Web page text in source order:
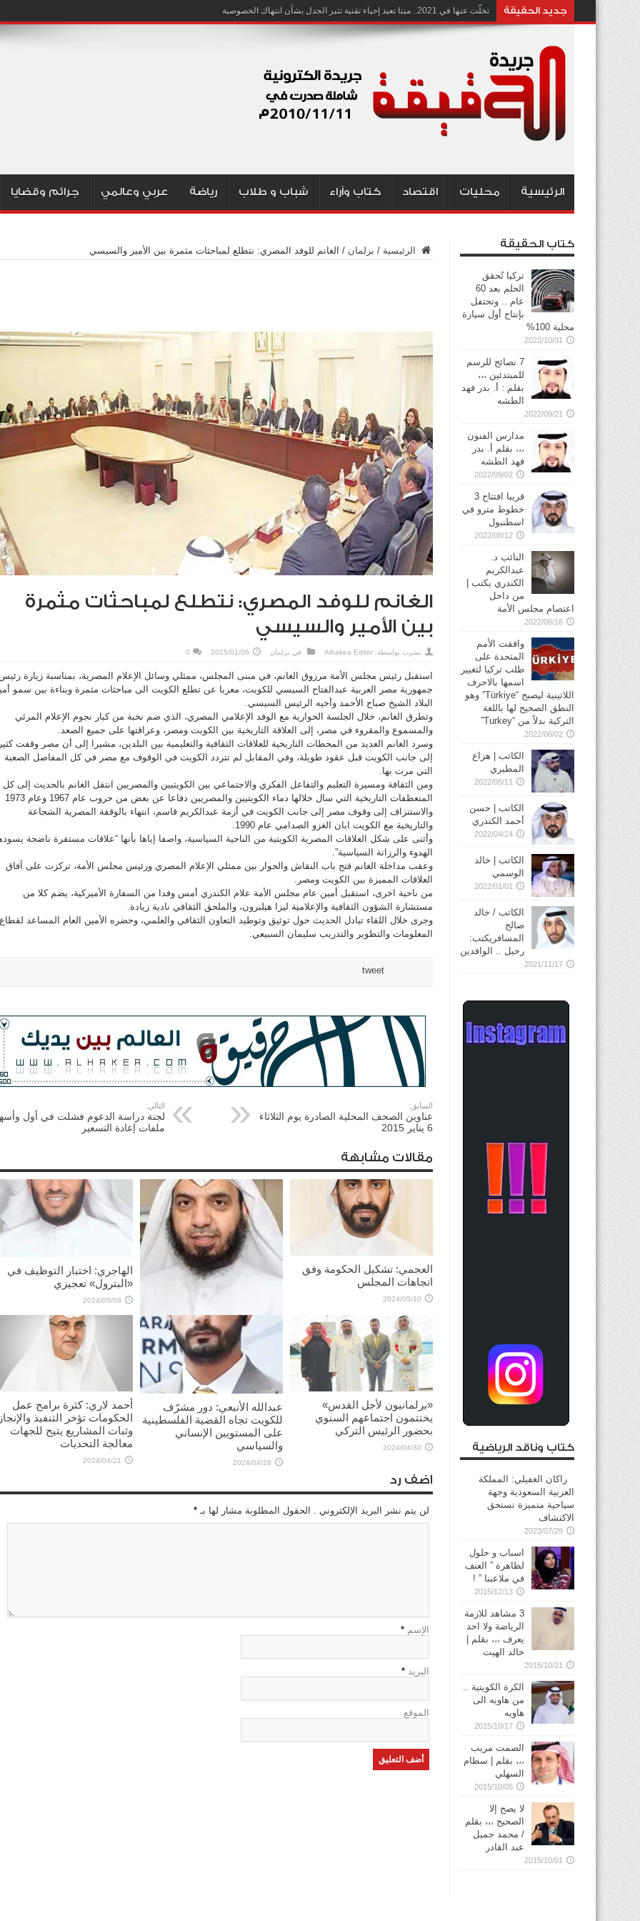
جديد الحقيقة تخلّت عنها في 2021.. ميتا تعيد إحياء تقنية تثير الجدل بشأن انتهاك الخصوصية
الرئيسية محليات اقتصاد كتاب وآراء شباب و طلاب رياضة عربي وعالمي جرائم وقضايا
الرئيسية / برلمان / الغانم للوفد المصري: نتطلع لمباحثات مثمرة بين الأمير والسيسي
الغانم للوفد المصري: نتطلع لمباحثات مثمرة
بين الأمير والسيسي
نشرت بواسطة: Alhakea Editor في برلمان 2015/01/06
0
استقبل رئيس مجلس الأمة مرزوق الغانم، في مبنى المجلس، ممثلي وسائل الإعلام المصرية، بمناسبة زيارة
جمهورية مصر العربية عبدالفتاح السيسي للكويت، معربا عن تطلع الكويت الى مباحثات مثمرة وبناءة بين سمو
البلاد الشيخ صباح الأحمد وأخيه الرئيس السيسي.
وتطرق الغانم، خلال الجلسة الحوارية مع الوفد الإعلامي المصري، الذي ضم نخبة من كبار نجوم الإعلام المرئي
والمسموع والمقروء في مصر، إلى العلاقة التاريخية بين الكويت ومصر، وعراقتها على جميع الصعد.
وسرد الغانم العديد من المحطات التاريخية للعلاقات الثقافية والتعليمية بين البلدين، مشيرا إلى أن مصر وقفت
إلى جانب الكويت قبل عقود طويلة، وفي المقابل لم تتردد الكويت في الوقوف مع مصر في كل المفاصل الصعبة
التي مرت بها.
ومن الثقافة ومسيرة التعليم والتفاعل الفكري والاجتماعي بين الكويتيين والمصريين انتقل الغانم بالحديث إلى كل
المنعطفات التاريخية التي سال خلالها دماء الكويتيين والمصريين دفاعا عن بعض من حروب عام 1967 وعام 1973
والاستنزاف إلى وقوف مصر إلى جانب الكويت في أزمة عبدالكريم قاسم، انتهاء بالوقفة المصرية الشجاعة
والتاريخية مع الكويت ابان الغزو الصدامي عام 1990.
وأثنى على شكل العلاقات المصرية الكويتية من الناحية السياسية، واصفا إياها بأنها “علاقات مستقرة ناضجة
الهدوء والرزانة السياسية”.
وعقب مداخلة الغانم فتح باب النقاش والحوار بين ممثلي الإعلام المصري ورئيس مجلس الأمة، تركزت على آفاق
العلاقات المميزة بين الكويت ومصر.
من ناحية اخرى، استقبل أمين عام مجلس الأمة علام الكندري أمس وفدا من السفارة الأميركية، يضم كلا من
مستشارة الشؤون الثقافية والإعلامية ليزا هيلبرون، والملحق الثقافي نادية زيادة.
وجرى خلال اللقاء تبادل الحديث حول توثيق وتوطيد التعاون الثقافي والعلمي، وحضره الأمين العام المساعد لقطاع
المعلومات والتطوير والتدريب سليمان السبيعي.
tweet
السابق:
عناوين الصحف المحلية الصادرة يوم الثلاثاء
6 يناير 2015
التالي:
لجنة دراسة الدعوم فشلت في أول
ملفات إعادة التسعير
مقالات مشابهة
العجمي: تشكيل الحكومة وفق
اتجاهات المجلس
2024/05/10
محمد الداهوم: هموم المواطنين
إصلاح الطرق و«الصحة»
2024/05/10
الهاجري: اختبار التوظيف في
«البترول» تعجيزي
2024/05/08
«برلمانيون لأجل القدس»
يختتمون اجتماعهم السنوي
بحضور الرئيس التركي
2024/04/30
عبدالله الأنبعي: دور مشرّف
للكويت تجاه القضية الفلسطينية
على المستويين الإنساني
والسياسي
2024/04/28
أحمد لاري: كثرة برامح عمل
الحكومات تؤخر التنفيذ
وثبات المشاريع يتيح للجهات
معالجة التحديات
2024/04/21
اضف رد
لن يتم نشر البريد الإلكتروني . الحقول المطلوبة مشار لها بـ *
الإسم *
البريد *
الموقع
كتاب الحقيقة
تركيا تُحقق
الحلم بعد 60
عام .. وتحتفل
بإنتاج أول سيارة
محلية 100%
2022/10/31
7 نصائح للرسم
للمبتدئين ،،،
بقلم : أ. بدر فهد
الطشه
2022/09/21
مدارس الفنون
،،، بقلم أ. بدر
فهد الطشه
2022/09/02
قريبا افتتاح 3
خطوط مترو في
2022/08/12
النائب د.
عبدالكريم
الكندري يكتب |
من داخل
اعتصام مجلس الأمة
2022/06/16
وافقت الأمم
المتحدة على
طلب تركيا لتغيير
اسمها بالاحرف
اللاتينية ليصبح “Türkiye” وهو
النطق الصحيح لها باللغة
التركية بدلاً من “Turkey”
2022/06/02
الكاتب | هزاع
المطيري
2022/05/11
الكاتب | حسن
أحمد الكندري
2022/04/24
الكاتب | خالد
الوسمي
2022/01/01
الكاتب / خالد
صالح
المسافريكتب:
رحيل .. الوافدين
2021/11/17
كتاب وناقد الرياضية
راكان الغفيلي: المملكة
العربية السعودية وجهة
سياحية متميزة تستحق
الاكتشاف
2023/07/29
اسباب و حلول
لظاهرة ” العنف
في ملاعبنا ” !
2015/12/13
3 مشاهد للازمة
الرياضة ولا احد
يعرف ،،، بقلم |
خالد الهيت
2015/10/21
الكرة الكويتية ..
من هاويه الى
هاويه
2015/10/17
الصمت مريب
،،، بقلم | سطام
السهلي
2015/10/05
لا يصح إلا
الصحيح ،،، بقلم
/ محمد جميل
عبد القادر
2015/10/01